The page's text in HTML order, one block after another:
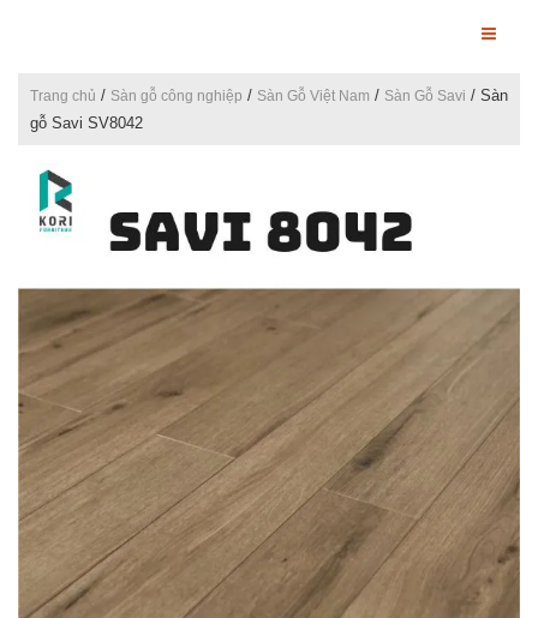
Trang chủ / Sàn gỗ công nghiệp / Sàn Gỗ Việt Nam / Sàn Gỗ Savi / Sàn
gỗ Savi SV8042